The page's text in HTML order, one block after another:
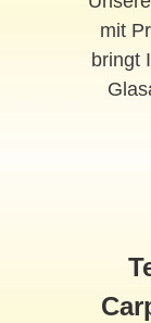
mit
bringt